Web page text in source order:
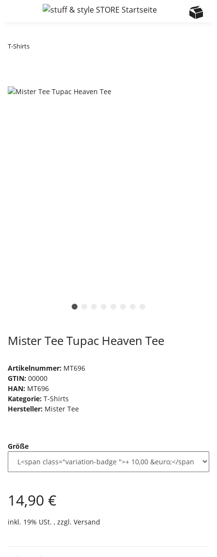
T-Shirts
Mister Tee Tupac Heaven Tee
Artikelnummer: MT696
GTIN: 00000
HAN: MT696
Kategorie: T-Shirts
Hersteller: Mister Tee
Größe
14,90 €
inkl. 19% USt. , zzgl. Versand